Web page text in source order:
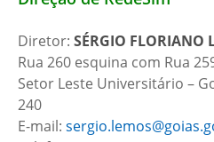
Diretor: SÉRGIO FLORIANO
Rua 260 esquina com Rua
Setor Leste Universitário –
240
E-mail: